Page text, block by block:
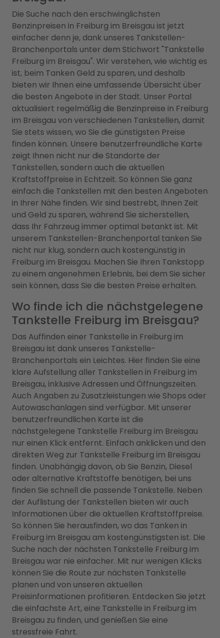
Die Suche nach den erschwinglichsten
Benzinpreisen in Freiburg im Breisgau ist jetzt
einfacher denn je, dank unseres Tankstellen-
Branchenportals unter dem Stichwort "Tankstelle
Freiburg im Breisgau". Wir verstehen, wie wichtig es
ist, beim Tanken Geld zu sparen, und deshalb
bieten wir Ihnen eine umfassende Übersicht über
die besten Angebote in der Stadt. Unser Portal
aktualisiert regelmäßig die Benzinpreise in Freiburg
im Breisgau von verschiedenen Tankstellen, damit
Sie stets wissen, wo Sie die günstigsten Preise
finden können. Unsere benutzerfreundliche Karte
zeigt Ihnen nicht nur die Standorte der
Tankstellen, sondern auch die aktuellen
Kraftstoffpreise in Echtzeit. So können Sie ganz
einfach die Tankstellen mit den besten Angeboten
in Ihrer Nähe finden. Wir sind bestrebt, Ihnen Zeit
und Geld zu sparen, während Sie sicherstellen,
dass Ihr Fahrzeug immer optimal betankt ist. Mit
unserem Tankstellen-Branchenportal tanken Sie
nicht nur klug, sondern auch kostengünstig in
Freiburg im Breisgau. Machen Sie Ihren Tankstopp
zu einem angenehmen Erlebnis, bei dem Sie sicher
sein können, dass Sie die besten Preise erhalten.
Wo finde ich die nächstgelegene
Tankstelle Freiburg im Breisgau?
Das Auffinden einer Tankstelle in Freiburg im
Breisgau ist dank unseres Tankstelle-
Branchenportals ein Leichtes. Hier finden Sie eine
klare Aufstellung aller Tankstellen in Freiburg im
Breisgau, inklusive Adressen und Öffnungszeiten.
Auch Angaben zu Zusatzleistungen wie Shops oder
Autowaschanlagen sind verfügbar. Mit unserer
benutzerfreundlichen Karte ist die
nächstgelegene Tankstelle Freiburg im Breisgau
nur einen Klick entfernt. Einfach anklicken und den
direkten Weg zur Tankstelle Freiburg im Breisgau
finden. Unabhängig davon, ob Sie Benzin, Diesel
oder alternative Kraftstoffe benötigen, bei uns
finden Sie schnell die passende Tankstelle. Neben
der Auflistung der Tankstellen bieten wir auch
Informationen über die aktuellen Kraftstoffpreise.
So können Sie herausfinden, wo das Tanken in
Freiburg im Breisgau am kostengünstigsten ist. Die
Suche nach der nächsten Tankstelle Freiburg im
Breisgau war nie einfacher. Mit nur wenigen Klicks
können Sie die Route zur nächsten Tankstelle
planen und von unseren aktuellen
Preisinformationen profitieren. Entdecken Sie jetzt
die einfachste Art, eine Tankstelle in Freiburg im
Breisgau zu finden, und genießen Sie eine
stressfreie Fahrt.